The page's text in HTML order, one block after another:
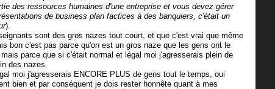
des ressources humaines d'une entreprise et vous devez gérer
de business plan factices à des banquiers, c'était un
).
sont des gros nazes tout court, et que c'est vrai que même
bon c'est pas parce qu'on est un gros naze que les gens ont le
parce que si c'était normal et légal moi j'agresserais plein de
des nazes.
moi j'agresserais ENCORE PLUS de gens tout le temps, oui
bien et par conséquent je dois rester honnête quant à mes